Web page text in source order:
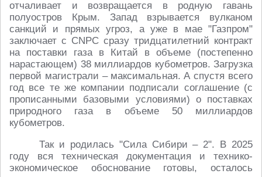
отчаливает и возвращается в родную гавань
полуостров Крым. Запад взрывается вулканом
санкций и прямых угроз, а уже в мае "Газпром"
заключает с CNPC сразу тридцатилетний контракт
на поставки газа в Китай в объеме (постепенно
нарастающем) 38 миллиардов кубометров. Загрузка
первой магистрали – максимальная. А спустя всего
год все те же компании подписали соглашение (с
прописанными базовыми условиями) о поставках
природного газа в объеме 50 миллиардов
кубометров.
Так и родилась "Сила Сибири – 2". В 2025
году вся техническая документация и технико-
экономическое обоснование готовы, осталось